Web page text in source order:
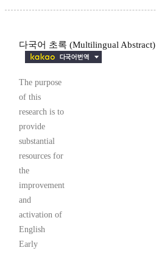
다국어 초록 (Multilingual Abstract)
The purpose
of this
research is to
provide
substantial
resources for
the
improvement
and
activation of
English
Early